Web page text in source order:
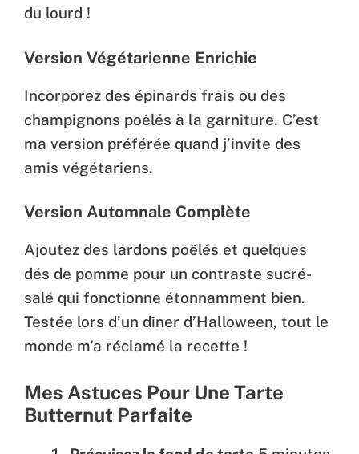
du lourd !
Version Végétarienne Enrichie
Incorporez des épinards frais ou des
champignons poêlés à la garniture. C’est
ma version préférée quand j’invite des
amis végétariens.
Version Automnale Complète
Ajoutez des lardons poêlés et quelques
dés de pomme pour un contraste sucré-
salé qui fonctionne étonnamment bien.
Testée lors d’un dîner d’Halloween, tout le
monde m’a réclamé la recette !
Mes Astuces Pour Une Tarte
Butternut Parfaite